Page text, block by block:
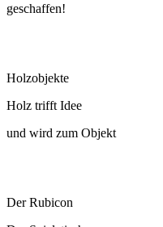
geschaffen!
Holzobjekte
Holz trifft Idee
und wird zum Objekt
Der Rubicon